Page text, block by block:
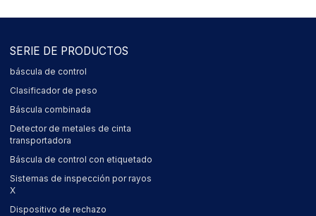
SERIE DE PRODUCTOS
báscula de control
Clasificador de peso
Báscula combinada
Detector de metales de cinta
transportadora
Báscula de control con etiquetado
Sistemas de inspección por rayos
X
Dispositivo de rechazo